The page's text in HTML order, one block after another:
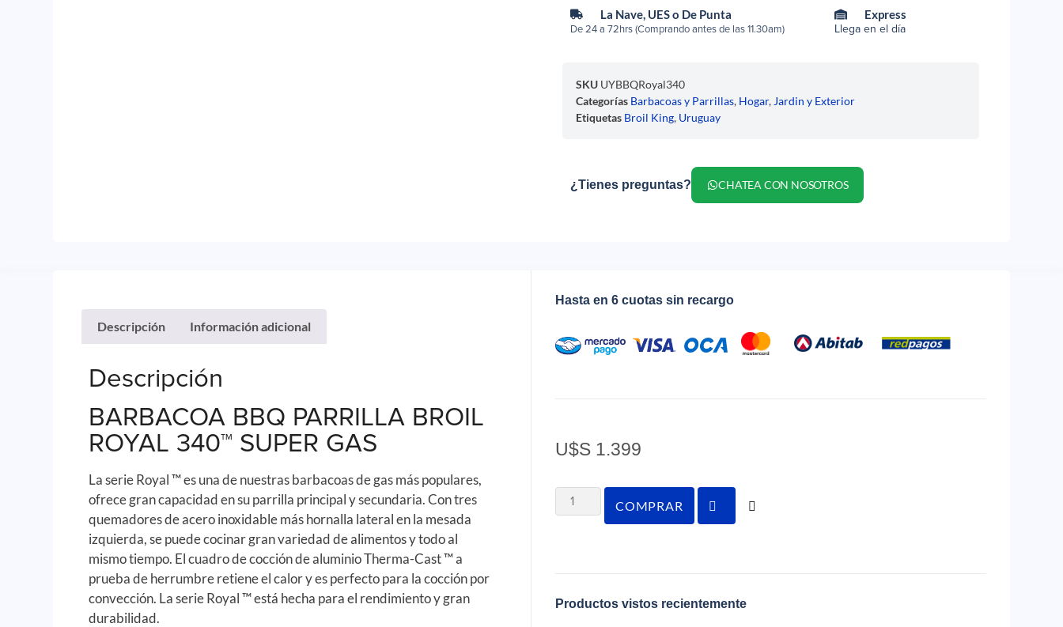
La Nave, UES o De Punta
De 24 a 72hrs (Comprando antes de las 11.30am)
Express
Llega en el día
SKU UYBBQRoyal340
Categorías Barbacoas y Parrillas, Hogar, Jardin y Exterior
Etiquetas Broil King, Uruguay
¿Tienes preguntas? CHATEA CON NOSOTROS
Descripción Información adicional
Descripción
BARBACOA BBQ PARRILLA BROIL
ROYAL 340™ SUPER GAS
La serie Royal ™ es una de nuestras barbacoas de gas más populares,
ofrece gran capacidad en su parrilla principal y secundaria. Con tres
quemadores de acero inoxidable más hornalla lateral en la mesada
izquierda, se puede cocinar gran variedad de alimentos y todo al
mismo tiempo. El cuadro de cocción de aluminio Therma-Cast ™ a
prueba de herrumbre retiene el calor y es perfecto para la cocción por
convección. La serie Royal ™ está hecha para el rendimiento y gran
durabilidad.
Hasta en 6 cuotas sin recargo
U$S 1.399
COMPRAR
Productos vistos recientemente